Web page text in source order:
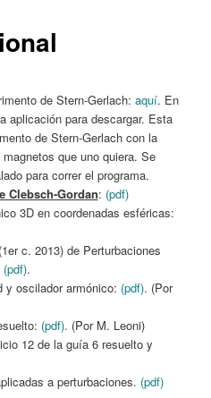
de Stern-Gerlach: aquí. En
aplicación para descargar. Esta
de Stern-Gerlach con la
que uno quiera. Se
para correr el programa.
Clebsch-Gordan: (pdf)
3D en coordenadas esféricas:
c. 2013) de Perturbaciones
(pdf).
y oscilador armónico: (pdf). (Por
(pdf). (Por M. Leoni)
12 de la guía 6 resuelto y
a perturbaciones. (pdf)